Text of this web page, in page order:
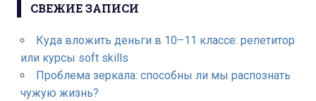
СВЕЖИЕ ЗАПИСИ
Куда вложить деньги в 10–11 классе: репетитор
или курсы soft skills
Проблема зеркала: способны ли мы распознать
чужую жизнь?